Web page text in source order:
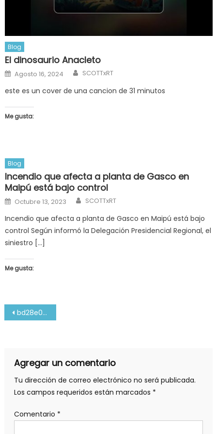
Blog
El dinosaurio Anacleto
Posted
on
Agosto 16, 2024 Author
SCOTTxRT
este es un cover de una cancion de 31 minutos
Me gusta:
Blog
Incendio que afecta a planta de Gasco en
Maipú está bajo control
Posted
on
Octubre 13, 2023 Author
SCOTTxRT
Incendio que afecta a planta de Gasco en Maipú está bajo
control Según informó la Delegación Presidencial Regional, el
siniestro […]
Me gusta:
Navegación
bd28e01aly1g5djff1umqj20ku0kuwn2
Agregar un comentario
Tu dirección de correo electrónico no será publicada.
Los campos requeridos están marcados *
Comentario *